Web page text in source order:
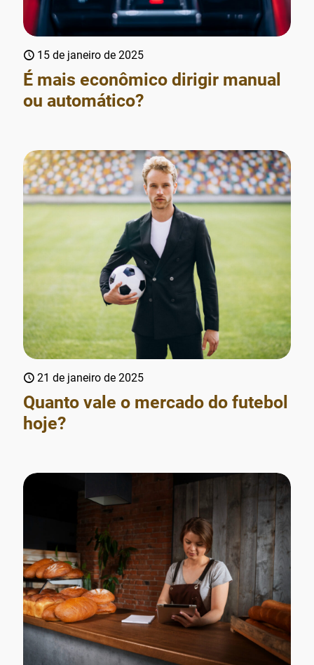
15 de janeiro de 2025
É mais econômico dirigir manual
ou automático?
21 de janeiro de 2025
Quanto vale o mercado do futebol
hoje?